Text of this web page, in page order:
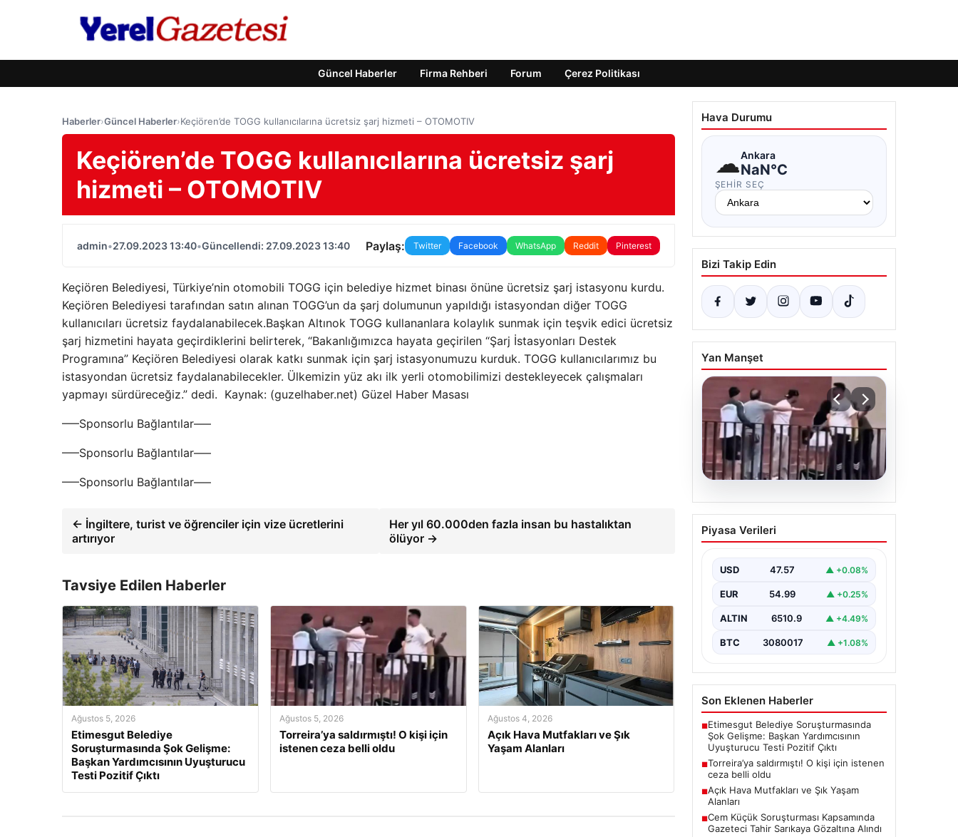
Güncel Haberler Firma Rehberi Forum Çerez Politikası
Haberler›Güncel Haberler›Keçiören’de TOGG kullanıcılarına ücretsiz şarj hizmeti – OTOMOTIV
Keçiören’de TOGG kullanıcılarına ücretsiz şarj
hizmeti – OTOMOTIV
admin•27.09.2023 13:40•Güncellendi: 27.09.2023 13:40 Paylaş: Twitter Facebook WhatsApp Reddit Pinterest
Keçiören Belediyesi, Türkiye’nin otomobili TOGG için belediye hizmet binası önüne ücretsiz şarj istasyonu kurdu.
Keçiören Belediyesi tarafından satın alınan TOGG’un da şarj dolumunun yapıldığı istasyondan diğer TOGG
kullanıcıları ücretsiz faydalanabilecek.Başkan Altınok TOGG kullananlara kolaylık sunmak için teşvik edici ücretsiz
şarj hizmetini hayata geçirdiklerini belirterek, “Bakanlığımızca hayata geçirilen “Şarj İstasyonları Destek
Programına” Keçiören Belediyesi olarak katkı sunmak için şarj istasyonumuzu kurduk. TOGG kullanıcılarımız bu
istasyondan ücretsiz faydalanabilecekler. Ülkemizin yüz akı ilk yerli otomobilimizi destekleyecek çalışmaları
yapmayı sürdüreceğiz.” dedi. ​ Kaynak: (guzelhaber.net) Güzel Haber Masası
—–Sponsorlu Bağlantılar—–
—–Sponsorlu Bağlantılar—–
—–Sponsorlu Bağlantılar—–
← İngiltere, turist ve öğrenciler için vize ücretlerini
artırıyor
Her yıl 60.000den fazla insan bu hastalıktan
ölüyor →
Tavsiye Edilen Haberler
Ağustos 5, 2026
Etimesgut Belediye
Soruşturmasında Şok Gelişme:
Başkan Yardımcısının Uyuşturucu
Testi Pozitif Çıktı
Ağustos 5, 2026
Torreira’ya saldırmıştı! O kişi için
istenen ceza belli oldu
Ağustos 4, 2026
Açık Hava Mutfakları ve Şık
Yaşam Alanları
Hava Durumu
☁Ankara
NaN°C
ŞEHIR SEÇ
Bizi Takip Edin
Yan Manşet
05.08.2026
Torreira’ya saldırmıştı! O
kişi için istenen ceza
Piyasa Verileri
USD 47.57 ▲ +0.08%
EUR 54.99 ▲ +0.25%
ALTIN 6510.9 ▲ +4.49%
BTC 3080017 ▲ +1.08%
Son Eklenen Haberler
■Etimesgut Belediye Soruşturmasında
Şok Gelişme: Başkan Yardımcısının
Uyuşturucu Testi Pozitif Çıktı
■Torreira’ya saldırmıştı! O kişi için istenen
ceza belli oldu
■Açık Hava Mutfakları ve Şık Yaşam
Alanları
■Cem Küçük Soruşturması Kapsamında
Gazeteci Tahir Sarıkaya Gözaltına Alındı